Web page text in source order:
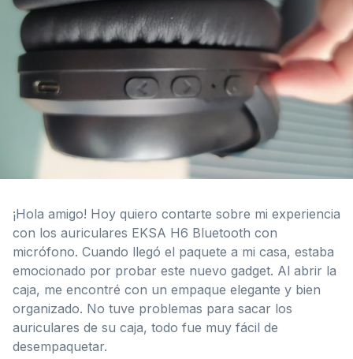
¡Hola amigo! Hoy quiero contarte sobre mi experiencia
con los auriculares EKSA H6 Bluetooth con
micrófono. Cuando llegó el paquete a mi casa, estaba
emocionado por probar este nuevo gadget. Al abrir la
caja, me encontré con un empaque elegante y bien
organizado. No tuve problemas para sacar los
auriculares de su caja, todo fue muy fácil de
desempaquetar.